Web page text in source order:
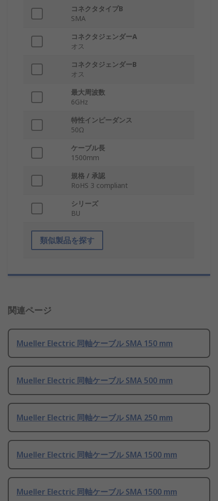
コネクタタイプB
SMA
コネクタジェンダーA
オス
コネクタジェンダーB
オス
最大周波数
6GHz
特性インピーダンス
50Ω
ケーブル長
1500mm
規格 / 承認
RoHS 3 compliant
シリーズ
BU
類似製品を探す
関連ページ
Mueller Electric 同軸ケーブル SMA 150 mm
Mueller Electric 同軸ケーブル SMA 500 mm
Mueller Electric 同軸ケーブル SMA 250 mm
Mueller Electric 同軸ケーブル SMA 1500 mm
Mueller Electric 同軸ケーブル SMA 1500 mm